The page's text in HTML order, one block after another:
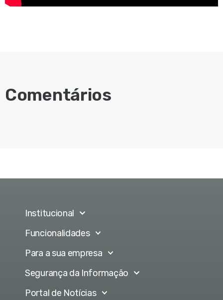
Comentários
Institucional
Funcionalidades
Para a sua empresa
Segurança da Informação
Portal de Notícias